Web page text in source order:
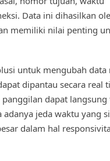
Data ini dihasilkan
memiliki nilai penting
untuk mengubah data
dipantau secara real
dapat
jeda waktu yang
dalam hal